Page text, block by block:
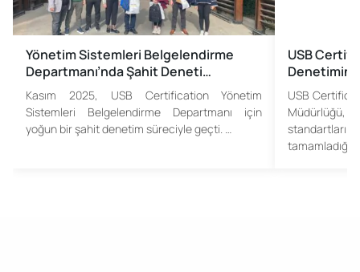
Yönetim Sistemleri Belgelendirme
Departmanı’nda Şahit Deneti…
Kasım 2025, USB Certification Yönetim
Sistemleri Belgelendirme Departmanı için
yoğun bir şahit denetim süreciyle geçti. …
USB
USB
tamamladığı…